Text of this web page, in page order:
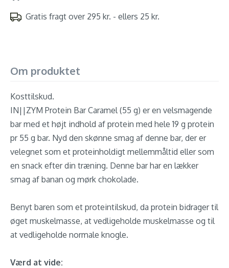
Gratis fragt over 295 kr. - ellers 25 kr.
Om produktet
Kosttilskud.
IN||ZYM Protein Bar Caramel (55 g) er en velsmagende
bar med et højt indhold af protein med hele 19 g protein
pr 55 g bar. Nyd den skønne smag af denne bar, der er
velegnet som et proteinholdigt mellemmåltid eller som
en snack efter din træning. Denne bar har en lækker
smag af banan og mørk chokolade.
Benyt baren som et proteintilskud, da protein bidrager til
øget muskelmasse, at vedligeholde muskelmasse og til
at vedligeholde normale knogle.
Værd at vide: